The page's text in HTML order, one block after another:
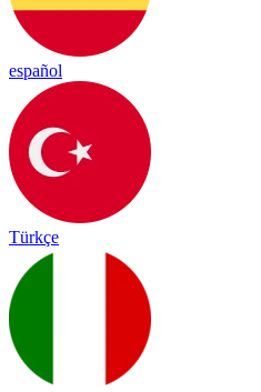
español
Türkçe